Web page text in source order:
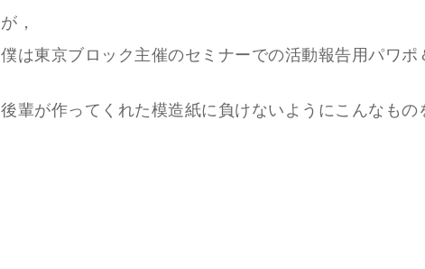
が，
僕は東京ブロック主催のセミナーでの活動報告用パワポ
後輩が作ってくれた模造紙に負けないようにこんなもの